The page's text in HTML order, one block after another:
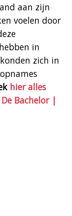
aan zijn
voelen door
in
zich in
hier alles
Bachelor |